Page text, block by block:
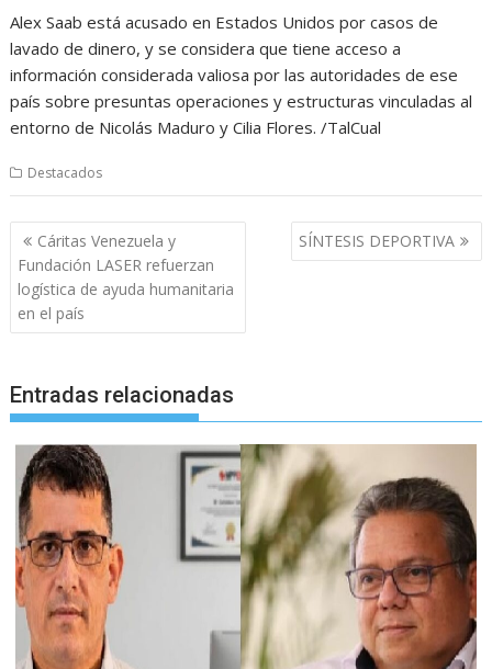
Alex Saab está acusado en Estados Unidos por casos de
lavado de dinero, y se considera que tiene acceso a
información considerada valiosa por las autoridades de ese
país sobre presuntas operaciones y estructuras vinculadas al
entorno de Nicolás Maduro y Cilia Flores. /TalCual
Destacados
Navegación
de
entradas
Cáritas Venezuela y
Fundación LASER refuerzan
logística de ayuda humanitaria
en el país
SÍNTESIS DEPORTIVA
Entradas relacionadas